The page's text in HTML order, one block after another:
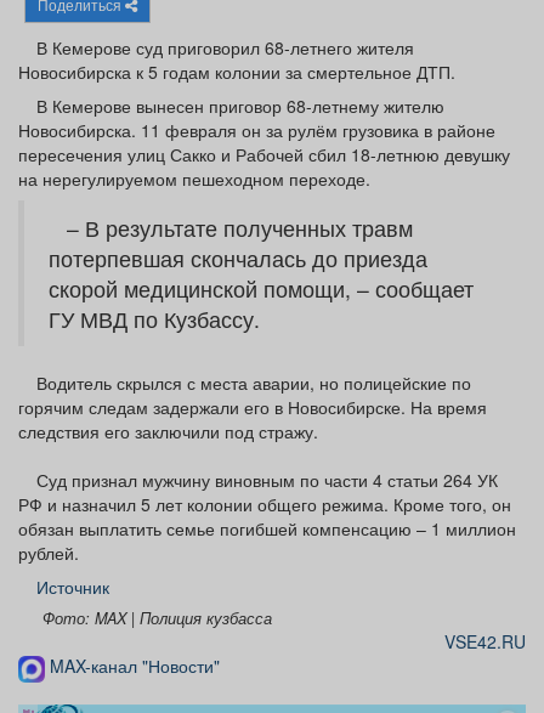
Афиша
Товары Поздравления Погода
ТВ программа Я - пенсионер
Поделиться
В Кемерове суд приговорил 68-летнего жителя
Новосибирска к 5 годам колонии за смертельное ДТП.
В Кемерове вынесен приговор 68-летнему жителю
Новосибирска. 11 февраля он за рулём грузовика в районе
пересечения улиц Сакко и Рабочей сбил 18-летнюю девушку
на нерегулируемом пешеходном переходе.
– В результате полученных травм
потерпевшая скончалась до приезда
скорой медицинской помощи, – сообщает
ГУ МВД по Кузбассу.
Водитель скрылся с места аварии, но полицейские по
горячим следам задержали его в Новосибирске. На время
следствия его заключили под стражу.
Суд признал мужчину виновным по части 4 статьи 264 УК
РФ и назначил 5 лет колонии общего режима. Кроме того, он
обязан выплатить семье погибшей компенсацию – 1 миллион
рублей.
Источник
Фото: MAX | Полиция кузбасса
VSE42.RU
MAX-канал "Новости"